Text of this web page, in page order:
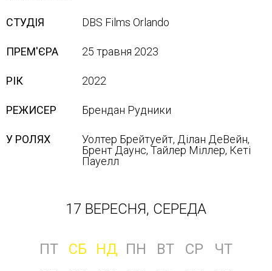
СТУДІЯ DBS Films Orlando
ПРЕМ'ЄРА 25 травня 2023
РІК 2022
РЕЖИСЕР Брендан Рудники
У РОЛЯХ
Уолтер Брейтуейт, Ділан ДеВейн,
Брент Даунс, Тайлер Міллер, Кеті
Пауелл
17 ВЕРЕСНЯ, СЕРЕДА
ПТ СБ НД ПН ВТ СР
ЧТ